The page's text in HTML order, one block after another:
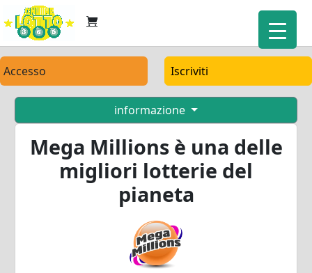
Accesso Iscriviti
informazione
Mega Millions è una delle
migliori lotterie del
pianeta